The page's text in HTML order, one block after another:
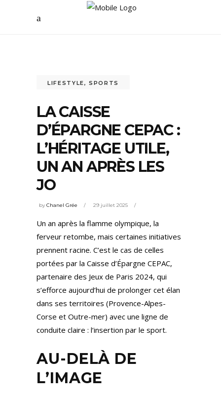
LIFESTYLE,SPORTS
LA CAISSE
D’ÉPARGNE CEPAC :
L’HÉRITAGE UTILE,
UN AN APRÈS LES
JO
byChanel Grée 29 juillet 2025
Un an après la flamme olympique, la
ferveur retombe, mais certaines initiatives
prennent racine. C’est le cas de celles
portées par la Caisse d’Épargne CEPAC,
partenaire des Jeux de Paris 2024, qui
s’efforce aujourd’hui de prolonger cet élan
dans ses territoires (Provence-Alpes-
Corse et Outre-mer) avec une ligne de
conduite claire : l’insertion par le sport.
AU-DELÀ DE
L’IMAGE